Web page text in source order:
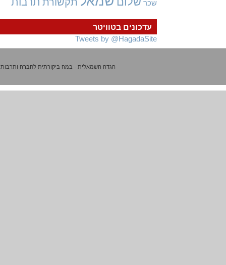
עדכונים בטוויטר
Tweets by @HagadaSite
שכר
הגדה השמאלית - במה ביקורתית לחברה ותרבות